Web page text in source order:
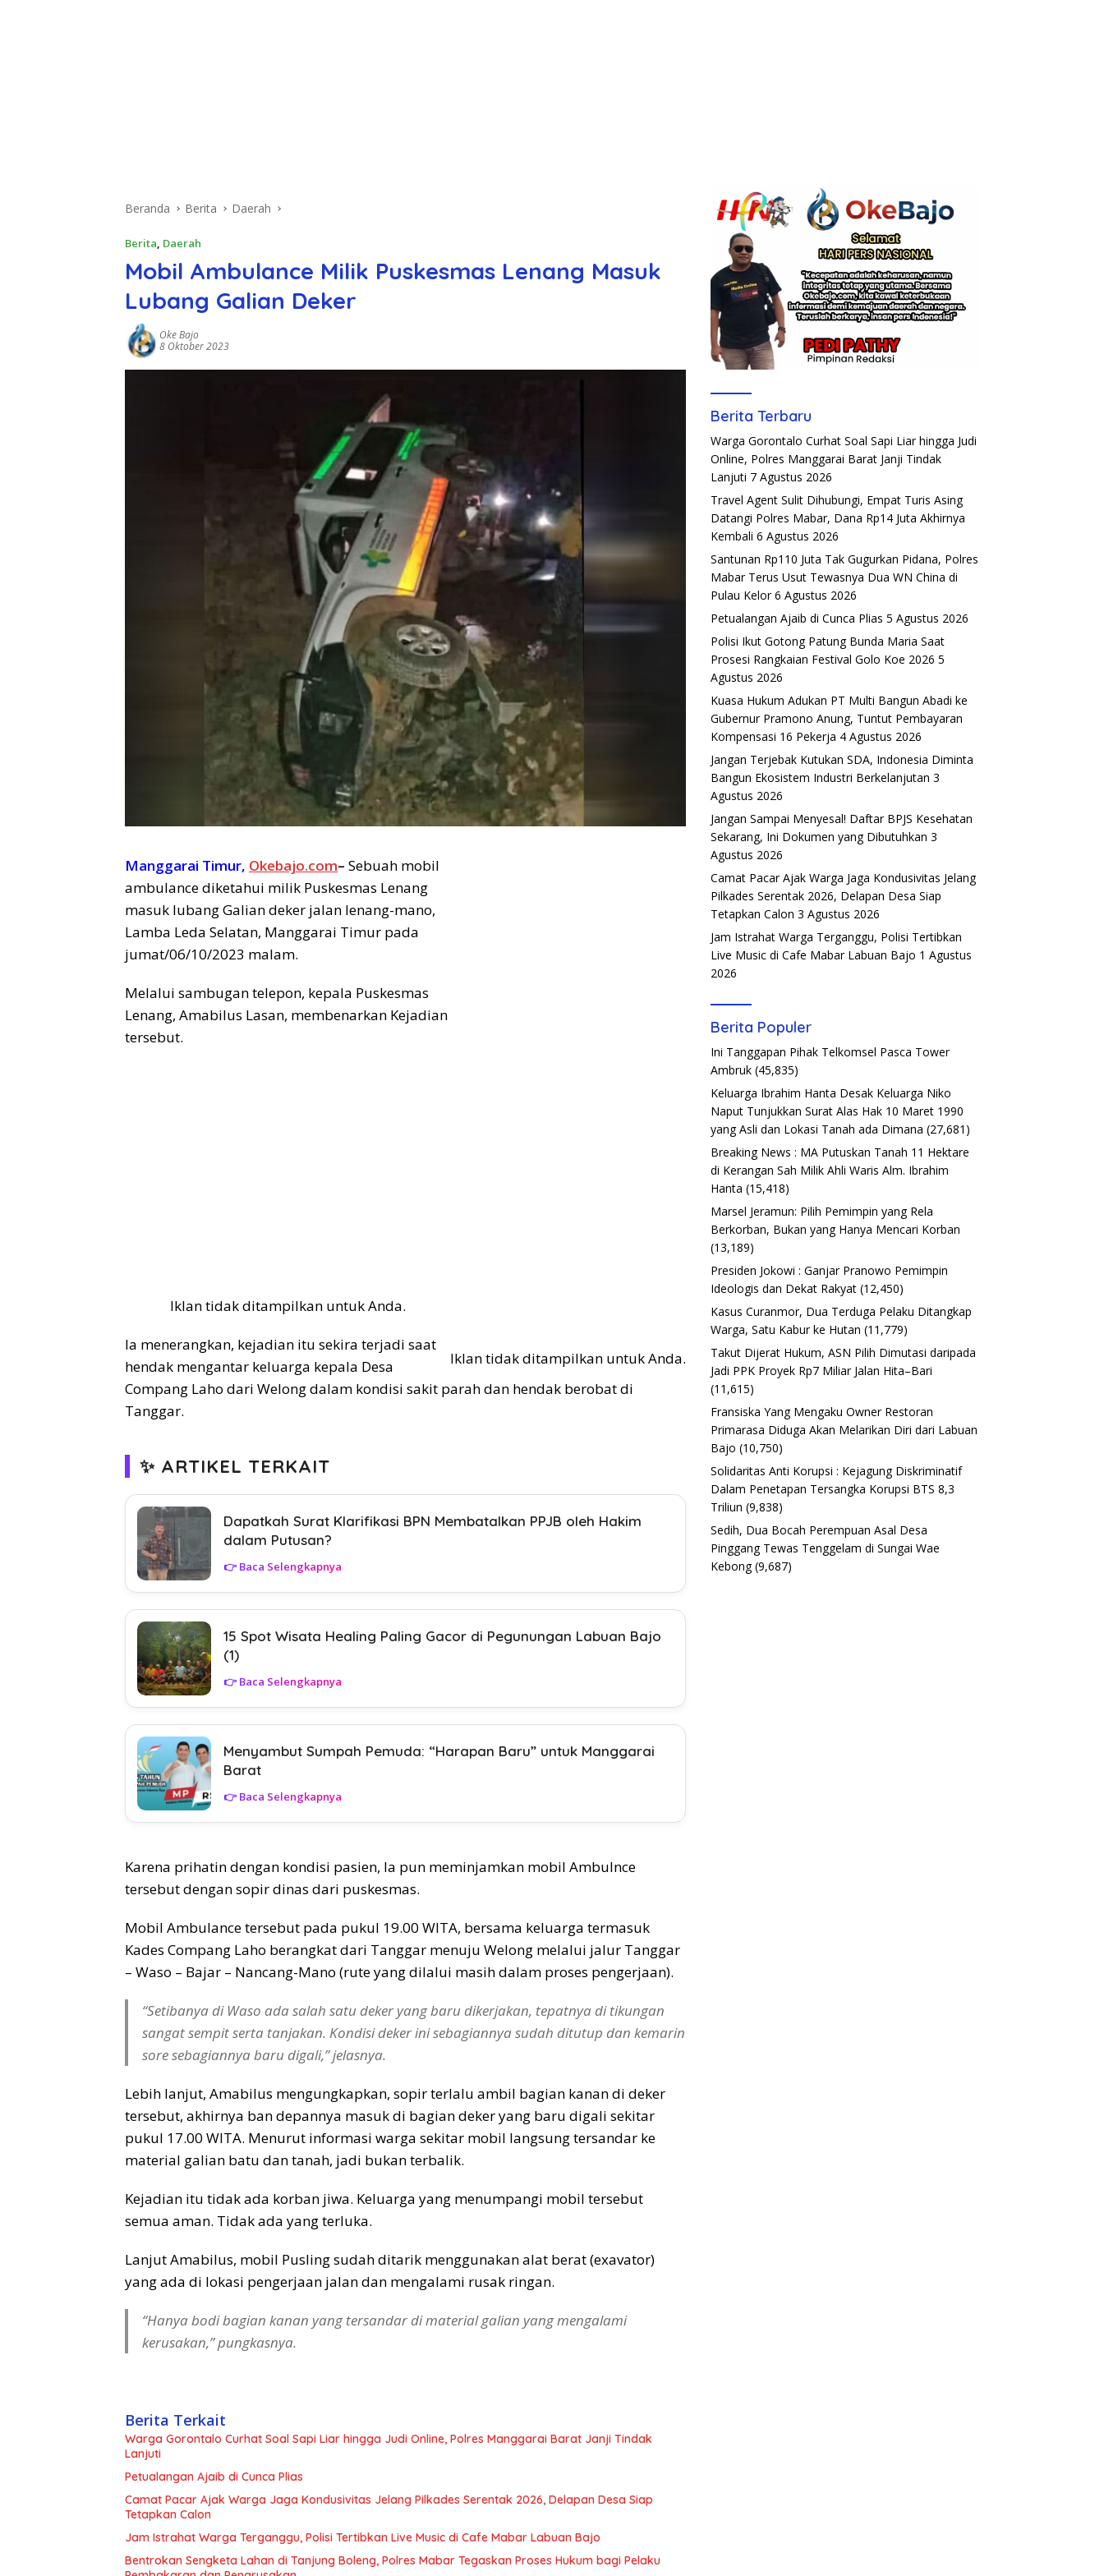
Beranda Berita Daerah
Berita, Daerah
Mobil Ambulance Milik Puskesmas Lenang Masuk
Lubang Galian Deker
Oke Bajo
8 Oktober 2023
Iklan tidak ditampilkan untuk Anda.
Manggarai Timur, Okebajo.com– Sebuah mobil
ambulance diketahui milik Puskesmas Lenang
masuk lubang Galian deker jalan lenang-mano,
Lamba Leda Selatan, Manggarai Timur pada
jumat/06/10/2023 malam.
Melalui sambugan telepon, kepala Puskesmas
Lenang, Amabilus Lasan, membenarkan Kejadian
tersebut.
Iklan tidak ditampilkan untuk Anda.
Ia menerangkan, kejadian itu sekira terjadi saat
hendak mengantar keluarga kepala Desa
Compang Laho dari Welong dalam kondisi sakit parah dan hendak berobat di
Tanggar.
✨ ARTIKEL TERKAIT
Dapatkah Surat Klarifikasi BPN Membatalkan PPJB oleh Hakim
dalam Putusan?
👉 Baca Selengkapnya
15 Spot Wisata Healing Paling Gacor di Pegunungan Labuan Bajo
(1)
👉 Baca Selengkapnya
Menyambut Sumpah Pemuda: “Harapan Baru” untuk Manggarai
Barat
👉 Baca Selengkapnya
Karena prihatin dengan kondisi pasien, Ia pun meminjamkan mobil Ambulnce
tersebut dengan sopir dinas dari puskesmas.
Mobil Ambulance tersebut pada pukul 19.00 WITA, bersama keluarga termasuk
Kades Compang Laho berangkat dari Tanggar menuju Welong melalui jalur Tanggar
– Waso – Bajar – Nancang-Mano (rute yang dilalui masih dalam proses pengerjaan).
“Setibanya di Waso ada salah satu deker yang baru dikerjakan, tepatnya di tikungan
sangat sempit serta tanjakan. Kondisi deker ini sebagiannya sudah ditutup dan kemarin
sore sebagiannya baru digali,” jelasnya.
Lebih lanjut, Amabilus mengungkapkan, sopir terlalu ambil bagian kanan di deker
tersebut, akhirnya ban depannya masuk di bagian deker yang baru digali sekitar
pukul 17.00 WITA. Menurut informasi warga sekitar mobil langsung tersandar ke
material galian batu dan tanah, jadi bukan terbalik.
Kejadian itu tidak ada korban jiwa. Keluarga yang menumpangi mobil tersebut
semua aman. Tidak ada yang terluka.
Lanjut Amabilus, mobil Pusling sudah ditarik menggunakan alat berat (exavator)
yang ada di lokasi pengerjaan jalan dan mengalami rusak ringan.
“Hanya bodi bagian kanan yang tersandar di material galian yang mengalami
kerusakan,” pungkasnya.
Berita Terkait
Warga Gorontalo Curhat Soal Sapi Liar hingga Judi Online, Polres Manggarai Barat Janji Tindak
Lanjuti
Petualangan Ajaib di Cunca Plias
Camat Pacar Ajak Warga Jaga Kondusivitas Jelang Pilkades Serentak 2026, Delapan Desa Siap
Tetapkan Calon
Jam Istrahat Warga Terganggu, Polisi Tertibkan Live Music di Cafe Mabar Labuan Bajo
Bentrokan Sengketa Lahan di Tanjung Boleng, Polres Mabar Tegaskan Proses Hukum bagi Pelaku
Berita Terbaru
Warga Gorontalo Curhat Soal Sapi Liar hingga Judi
Online, Polres Manggarai Barat Janji Tindak
Lanjuti 7 Agustus 2026
Travel Agent Sulit Dihubungi, Empat Turis Asing
Datangi Polres Mabar, Dana Rp14 Juta Akhirnya
Kembali 6 Agustus 2026
Santunan Rp110 Juta Tak Gugurkan Pidana, Polres
Mabar Terus Usut Tewasnya Dua WN China di
Pulau Kelor 6 Agustus 2026
Petualangan Ajaib di Cunca Plias 5 Agustus 2026
Polisi Ikut Gotong Patung Bunda Maria Saat
Prosesi Rangkaian Festival Golo Koe 2026 5
Agustus 2026
Kuasa Hukum Adukan PT Multi Bangun Abadi ke
Gubernur Pramono Anung, Tuntut Pembayaran
Kompensasi 16 Pekerja 4 Agustus 2026
Jangan Terjebak Kutukan SDA, Indonesia Diminta
Bangun Ekosistem Industri Berkelanjutan 3
Agustus 2026
Jangan Sampai Menyesal! Daftar BPJS Kesehatan
Sekarang, Ini Dokumen yang Dibutuhkan 3
Agustus 2026
Camat Pacar Ajak Warga Jaga Kondusivitas Jelang
Pilkades Serentak 2026, Delapan Desa Siap
Tetapkan Calon 3 Agustus 2026
Jam Istrahat Warga Terganggu, Polisi Tertibkan
Live Music di Cafe Mabar Labuan Bajo 1 Agustus
2026
Berita Populer
Ini Tanggapan Pihak Telkomsel Pasca Tower
Ambruk (45,835)
Keluarga Ibrahim Hanta Desak Keluarga Niko
Naput Tunjukkan Surat Alas Hak 10 Maret 1990
yang Asli dan Lokasi Tanah ada Dimana (27,681)
Breaking News : MA Putuskan Tanah 11 Hektare
di Kerangan Sah Milik Ahli Waris Alm. Ibrahim
Hanta (15,418)
Marsel Jeramun: Pilih Pemimpin yang Rela
Berkorban, Bukan yang Hanya Mencari Korban
(13,189)
Presiden Jokowi : Ganjar Pranowo Pemimpin
Ideologis dan Dekat Rakyat (12,450)
Kasus Curanmor, Dua Terduga Pelaku Ditangkap
Warga, Satu Kabur ke Hutan (11,779)
Takut Dijerat Hukum, ASN Pilih Dimutasi daripada
Jadi PPK Proyek Rp7 Miliar Jalan Hita–Bari
(11,615)
Fransiska Yang Mengaku Owner Restoran
Primarasa Diduga Akan Melarikan Diri dari Labuan
Bajo (10,750)
Solidaritas Anti Korupsi : Kejagung Diskriminatif
Dalam Penetapan Tersangka Korupsi BTS 8,3
Triliun (9,838)
Sedih, Dua Bocah Perempuan Asal Desa
Pinggang Tewas Tenggelam di Sungai Wae
Kebong (9,687)